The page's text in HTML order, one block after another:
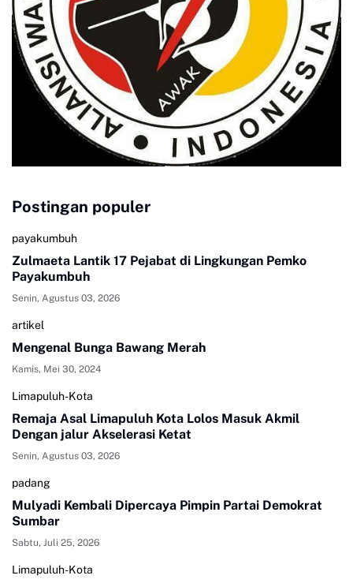
Postingan populer
payakumbuh
Zulmaeta Lantik 17 Pejabat di Lingkungan Pemko
Payakumbuh
Senin, Agustus 03, 2026
artikel
Mengenal Bunga Bawang Merah
Kamis, Mei 30, 2024
Limapuluh-Kota
Remaja Asal Limapuluh Kota Lolos Masuk Akmil
Dengan jalur Akselerasi Ketat
Senin, Agustus 03, 2026
padang
Mulyadi Kembali Dipercaya Pimpin Partai Demokrat
Sumbar
Sabtu, Juli 25, 2026
Limapuluh-Kota